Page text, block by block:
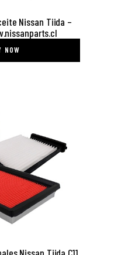
Nissan Tiida –
NOW